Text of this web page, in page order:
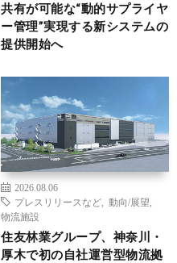
共有が可能な“動的サプライヤ
ー管理”実現する新システムの
提供開始へ
2026.08.06
プレスリリースなど
動向/展望
物流施設
住友林業グループ、神奈川・
厚木で初の自社運営型物流拠